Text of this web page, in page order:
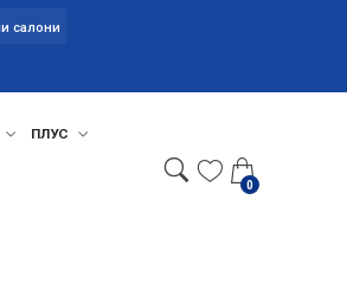
салони
ПЛУС
0